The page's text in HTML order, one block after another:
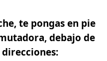
te pongas en pie
debajo de